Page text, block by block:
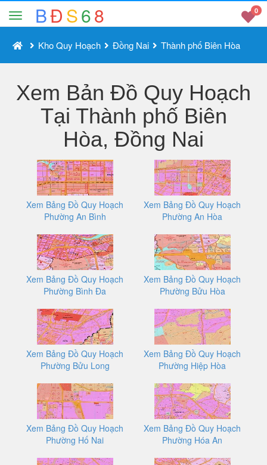
BĐS68 0
Kho Quy Hoạch Đồng Nai Thành phố Biên Hòa
Xem Bản Đồ Quy Hoạch
Tại Thành phố Biên
Hòa, Đồng Nai
Xem Bảng Đồ Quy Hoạch
Phường An Bình
Xem Bảng Đồ Quy Hoạch
Phường An Hòa
Xem Bảng Đồ Quy Hoạch
Phường Bình Đa
Xem Bảng Đồ Quy Hoạch
Phường Bửu Hòa
Xem Bảng Đồ Quy Hoạch
Phường Bửu Long
Xem Bảng Đồ Quy Hoạch
Phường Hiệp Hòa
Xem Bảng Đồ Quy Hoạch
Phường Hố Nai
Xem Bảng Đồ Quy Hoạch
Phường Hóa An